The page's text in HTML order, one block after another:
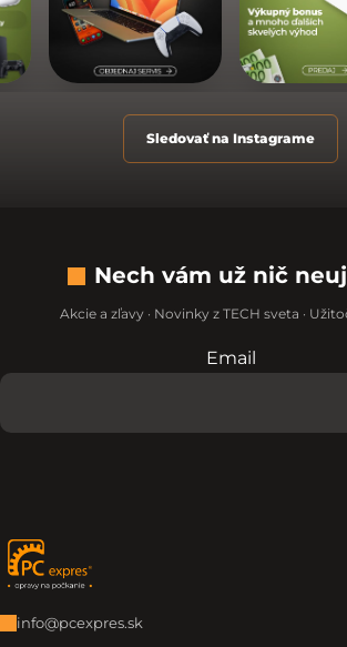
Sledovať na Instagrame
Nech vám už nič
Akcie a zľavy · Novinky z TECH sveta ·
Nevypĺňajte
Email
Zápätie
info@pcexpres.sk